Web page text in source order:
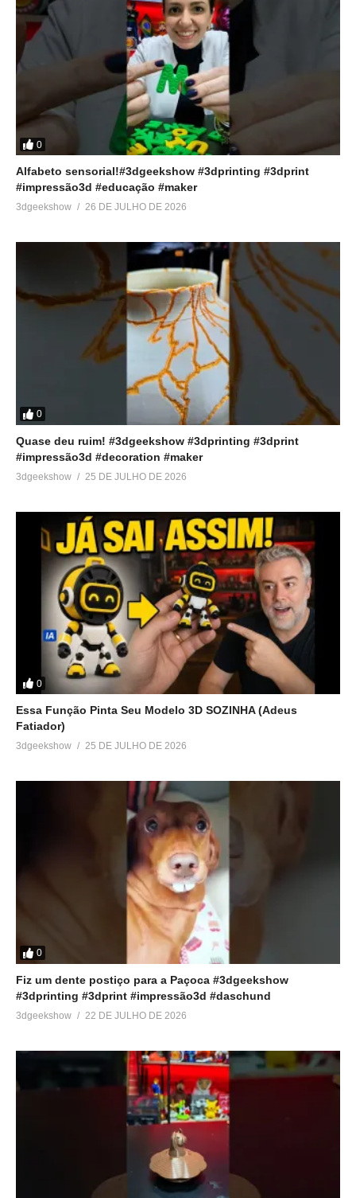
0
Alfabeto sensorial!#3dgeekshow #3dprinting #3dprint
#impressão3d #educação #maker
3dgeekshow 26 DE JULHO DE 2026
0
Quase deu ruim! #3dgeekshow #3dprinting #3dprint
#impressão3d #decoration #maker
3dgeekshow 25 DE JULHO DE 2026
0
Essa Função Pinta Seu Modelo 3D SOZINHA (Adeus
Fatiador)
3dgeekshow 25 DE JULHO DE 2026
0
Fiz um dente postiço para a Paçoca #3dgeekshow
#3dprinting #3dprint #impressão3d #daschund
3dgeekshow 22 DE JULHO DE 2026